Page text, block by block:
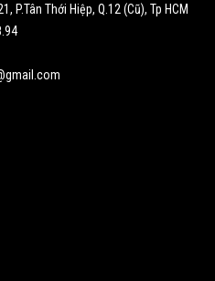
P.Tân Thới Hiệp, Q.12 (Cũ), Tp HCM